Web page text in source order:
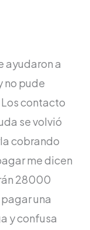
ayudaron a
no pude
contacto
se volvió
cobrando
me dicen
28000
una
y confusa